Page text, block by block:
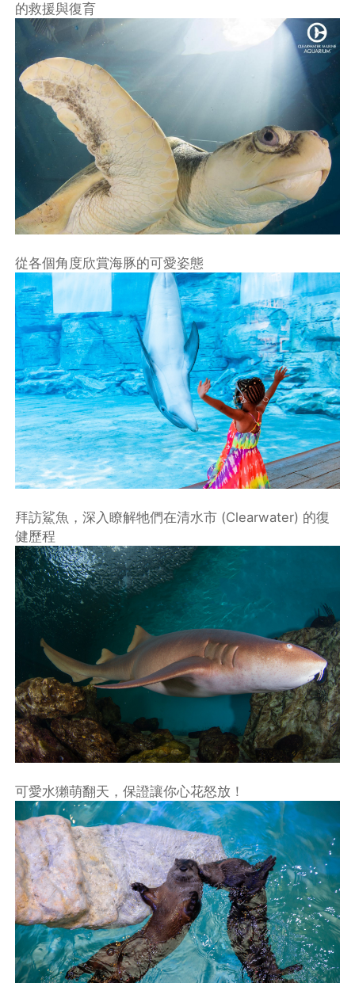
的救援與復育
從各個角度欣賞海豚的可愛姿態
拜訪鯊魚，深入瞭解牠們在清水市 (Clearwater) 的復
健歷程
可愛水獺萌翻天，保證讓你心花怒放！